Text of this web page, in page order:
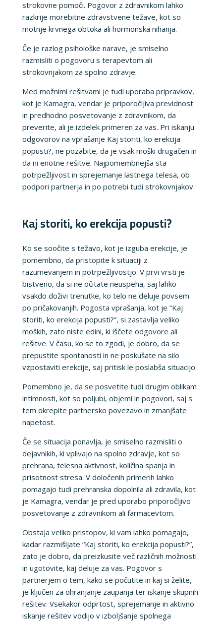
strokovne pomoči. Pogovor z zdravnikom lahko
razkrije morebitne zdravstvene težave, kot so
motnje krvnega obtoka ali hormonska nihanja.
Če je razlog psihološke narave, je smiselno
razmisliti o pogovoru s terapevtom ali
strokovnjakom za spolno zdravje.
Med možnimi rešitvami je tudi uporaba pripravkov,
kot je Kamagra, vendar je priporočljiva previdnost
in predhodno posvetovanje z zdravnikom, da
preverite, ali je izdelek primeren za vas. Pri iskanju
odgovorov na vprašanje Kaj storiti, ko erekcija
popusti?, ne pozabite, da je vsak moški drugačen in
da ni enotne rešitve. Najpomembnejša sta
potrpežljivost in sprejemanje lastnega telesa, ob
podpori partnerja in po potrebi tudi strokovnjakov.
Kaj storiti, ko erekcija popusti?
Ko se soočite s težavo, kot je izguba erekcije, je
pomembno, da pristopite k situaciji z
razumevanjem in potrpežljivostjo. V prvi vrsti je
bistveno, da si ne očitate neuspeha, saj lahko
vsakdo doživi trenutke, ko telo ne deluje povsem
po pričakovanjih. Pogosta vprašanja, kot je “Kaj
storiti, ko erekcija popusti?”, si zastavlja veliko
moških, zato niste edini, ki iščete odgovore ali
rešitve. V času, ko se to zgodi, je dobro, da se
prepustite spontanosti in ne poskušate na silo
vzpostaviti erekcije, saj pritisk le poslabša situacijo.
Pomembno je, da se posvetite tudi drugim oblikam
intimnosti, kot so poljubi, objemi in pogovori, saj s
tem okrepite partnersko povezavo in zmanjšate
napetost.
Če se situacija ponavlja, je smiselno razmisliti o
dejavnikih, ki vplivajo na spolno zdravje, kot so
prehrana, telesna aktivnost, količina spanja in
prisotnost stresa. V določenih primerih lahko
pomagajo tudi prehranska dopolnila ali zdravila, kot
je Kamagra, vendar je pred uporabo priporočljivo
posvetovanje z zdravnikom ali farmacevtom.
Obstaja veliko pristopov, ki vam lahko pomagajo,
kadar razmišljate “Kaj storiti, ko erekcija popusti?”,
zato je dobro, da preizkusite več različnih možnosti
in ugotovite, kaj deluje za vas. Pogovor s
partnerjem o tem, kako se počutite in kaj si želite,
je ključen za ohranjanje zaupanja ter iskanje skupnih
rešitev. Vsekakor odprtost, sprejemanje in aktivno
iskanje rešitev vodijo v izboljšanje spolnega